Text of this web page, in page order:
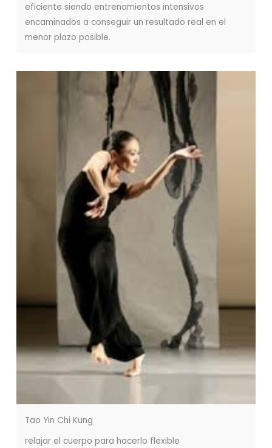
eficiente siendo entrenamientos intensivos
encaminados a conseguir un resultado real en el
menor plazo posible.
Tao Yin Chi Kung
relajar el cuerpo para hacerlo flexible